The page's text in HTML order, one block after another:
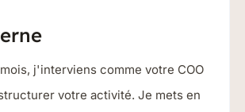
j'interviens comme votre COO
votre activité. Je mets en